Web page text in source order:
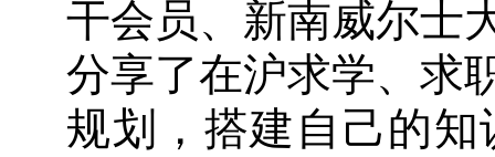
干会员、新南威尔士
分享了在沪求学、求
规划，搭建自己的